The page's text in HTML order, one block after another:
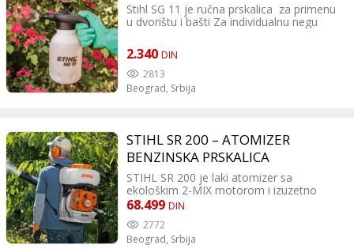
Stihl SG 11 je ručna prskalica za primenu
u dvorištu i bašti Za individualnu negu
pesticida i đubriva.
2.340 DIN
2813
Beograd, Srbija
STIHL SR 200 – ATOMIZER
BENZINSKA PRSKALICA
STIHL SR 200 je laki atomizer sa
ekološkim 2-MIX motorom i izuzetno
velikim komforom nošenja usled
Idealan za kulture do 2,5 m visine.
Jednostavno startovanje, jednoručna
68.499 DIN
2772
Beograd, Srbija